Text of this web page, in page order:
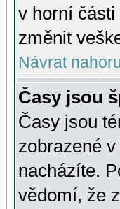
v horní části
změnit
Návrat
Časy jsou
Časy jsou
zobrazené
nacházíte.
vědomí, že